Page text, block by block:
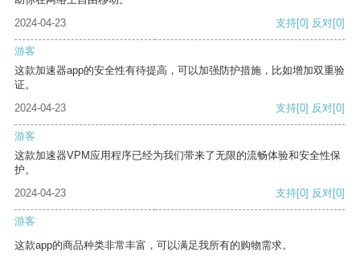
2024-04-23
支持[0] 反对[0]
游客
这款加速器app的安全性有待提高，可以加强防护措施，比如增加双重验
证。
2024-04-23
支持[0] 反对[0]
游客
这款加速器VPM应用程序已经为我们带来了无限的流畅体验和安全性保
护。
2024-04-23
支持[0] 反对[0]
游客
这款app的商品种类非常丰富，可以满足我所有的购物需求。